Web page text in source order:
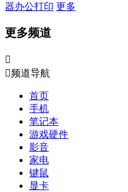
器办公打印 更多
更多频道

频道导航
首页
手机
笔记本
游戏硬件
影音
家电
键鼠
显卡